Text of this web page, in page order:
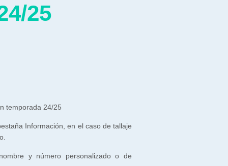
25
temporada 24/25
Información, en el caso de tallaje
y número personalizado o de